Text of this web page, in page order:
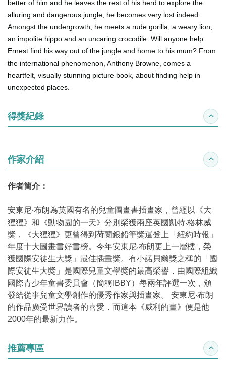
better of him and he leaves the rest of his herd to explore the
alluring and dangerous jungle, he becomes very lost indeed.
Amongst the undergrowth, he meets a rude gorilla, a weary lion,
an impolite hippo and an uncaring crocodile. Will anyone help
Ernest find his way out of the jungle and home to his mum? From
the international phenomenon, Anthony Browne, comes a
heartfelt, visually stunning picture book, about finding help in
unexpected places.
得獎紀錄 收合
作家介紹 收合
作者簡介：
安東尼‧布朗為英國有名的兒童圖畫書插畫家，曾經以《大
猩猩》和《動物園的一天》分別榮獲兩座英國凱特‧格林威
獎，《大猩猩》更曾得到荷蘭銀鉛筆獎還登上「紐約時報」
年度十大圖畫書好書榜。今年安東尼‧布朗更上一層樓，榮
獲國際安徒生大獎」最佳插畫獎。有小諾貝爾獎之稱的「國
際安徒生大獎」是國際兒童文學獎的最高榮譽，由國際組織
國際青少年童書委員會（簡稱IBBY）每兩年評選一次，頒
發給從事兒童文學創作的優秀作家與插畫家。 安東尼‧布朗
的作品廣受世界讀者的喜愛，而這本《威利的畫》便是他
2000年的最新力作。
推薦專區 收合